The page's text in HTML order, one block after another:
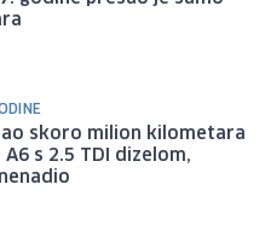
skoro milion kilometara
s 2.5 TDI dizelom,